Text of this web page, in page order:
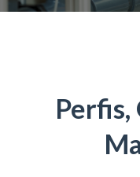
Perfis,